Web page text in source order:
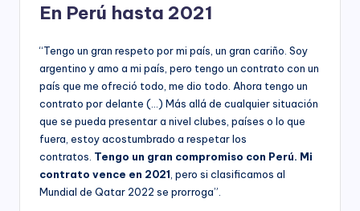
En Perú hasta 2021
“Tengo un gran respeto por mi país, un gran cariño. Soy
argentino y amo a mi país, pero tengo un contrato con un
país que me ofreció todo, me dio todo. Ahora tengo un
contrato por delante (…) Más allá de cualquier situación
que se pueda presentar a nivel clubes, países o lo que
fuera, estoy acostumbrado a respetar los
contratos. Tengo un gran compromiso con Perú. Mi
contrato vence en 2021 , pero si clasificamos al
Mundial de Qatar 2022 se prorroga”.